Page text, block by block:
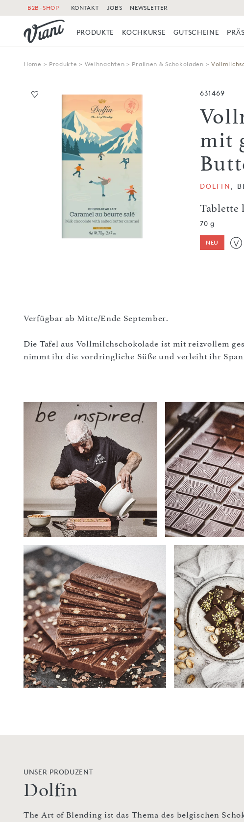
B2B-SHOP KONTAKT JOBS NEWSLETTER
PRODUKTE KOCHKURSE GUTSCHEINE
Home > Produkte > Weihnachten > Pralinen & Schokoladen >
631469
mit
Tablette
DOLFIN ,
70 g
NEU
Verfügbar ab Mitte/Ende September.
Die Tafel aus Vollmilchschokolade ist mit reizvollem
nimmt ihr die vordringliche Süße und verleiht ihr
UNSER PRODUZENT
Dolfin
The Art of Blending ist das Thema des belgischen